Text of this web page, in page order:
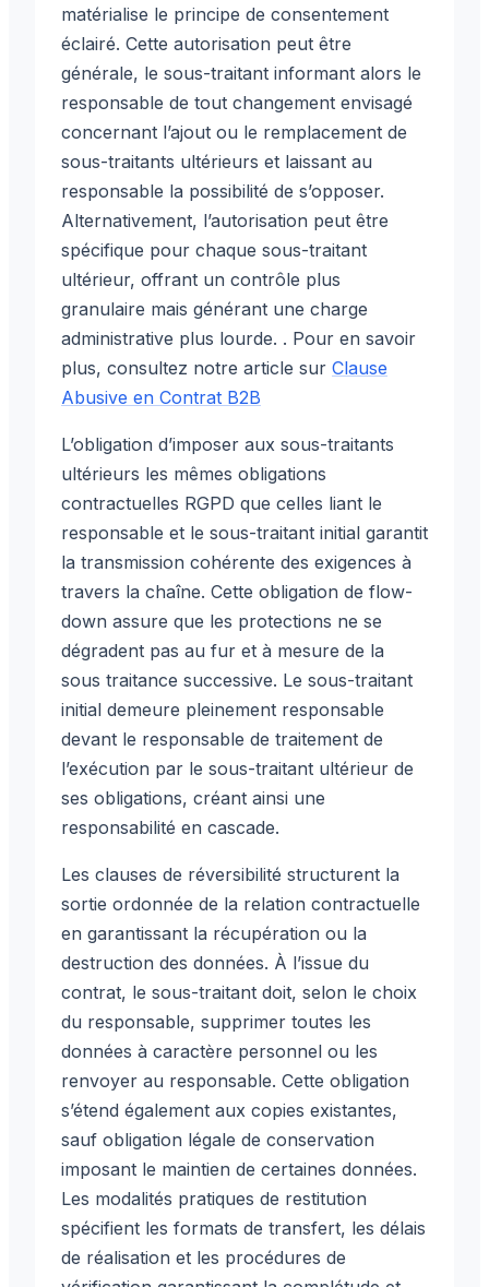
matérialise le principe de consentement
éclairé. Cette autorisation peut être
générale, le sous-traitant informant alors le
responsable de tout changement envisagé
concernant l’ajout ou le remplacement de
sous-traitants ultérieurs et laissant au
responsable la possibilité de s’opposer.
Alternativement, l’autorisation peut être
spécifique pour chaque sous-traitant
ultérieur, offrant un contrôle plus
granulaire mais générant une charge
administrative plus lourde. . Pour en savoir
plus, consultez notre article sur Clause
Abusive en Contrat B2B
L’obligation d’imposer aux sous-traitants
ultérieurs les mêmes obligations
contractuelles RGPD que celles liant le
responsable et le sous-traitant initial garantit
la transmission cohérente des exigences à
travers la chaîne. Cette obligation de flow-
down assure que les protections ne se
dégradent pas au fur et à mesure de la
sous traitance successive. Le sous-traitant
initial demeure pleinement responsable
devant le responsable de traitement de
l’exécution par le sous-traitant ultérieur de
ses obligations, créant ainsi une
responsabilité en cascade.
Les clauses de réversibilité structurent la
sortie ordonnée de la relation contractuelle
en garantissant la récupération ou la
destruction des données. À l’issue du
contrat, le sous-traitant doit, selon le choix
du responsable, supprimer toutes les
données à caractère personnel ou les
renvoyer au responsable. Cette obligation
s’étend également aux copies existantes,
sauf obligation légale de conservation
imposant le maintien de certaines données.
Les modalités pratiques de restitution
spécifient les formats de transfert, les délais
de réalisation et les procédures de